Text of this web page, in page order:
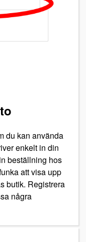
du kan använda
enkelt in din
beställning hos
att visa upp
butik. Registrera
några